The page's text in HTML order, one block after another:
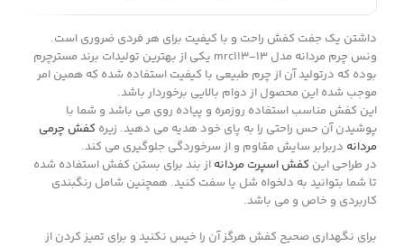
داشتن یک جفت کفش راحت و با کیفیت برای هر فردی ضروری است.
ونس چرم مردانه مدل mrc113-13 یکی از بهترین تولیدات برند مسترچرم
بوده که درتولید آن از چرم طبیعی با کیفیت استفاده شده که همین امر
موجب شده این محصول از دوام بالایی برخوردار باشد.
این کفش مناسب استفاده روزمره و پیاده روی می باشد و شما با
پوشیدن آن حس راحتی را به پای خود هدیه می دهید. زیره کفش چرمی
مردانه دربرابر سایش مقاوم و از سرخوردگی جلوگیری می کند.
در طراحی این کفش اسپرت مردانه از بند برای بستن کفش استفاده شده
تا شما بتوانید به دلخواه شل یا سفت کنید. همچنین شامل رنگبندی
کاربردی و خاص و می باشد.
برای نگهداری صحیح کفش هرگز آن را خیس نکنید و برای تمیز کردن از